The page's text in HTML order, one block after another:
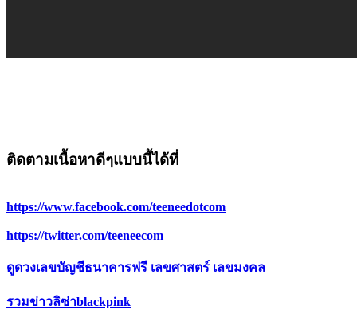
ติดตามเนื้อหาดีๆแบบนี้ได้ที่
https://www.facebook.com/teeneedotcom
https://twitter.com/teeneecom
ดูดวงเลขบัญชีธนาคารฟรี เลขศาสตร์ เลขมงคล
รวมข่าวลิซ่าblackpink